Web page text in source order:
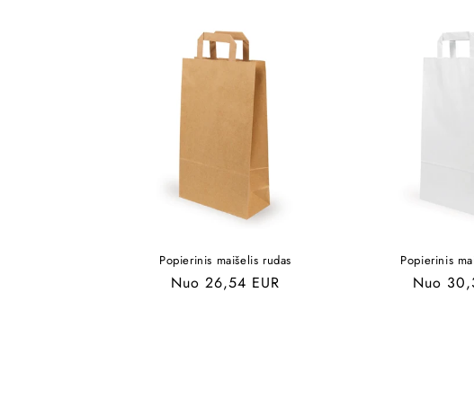
Popierinis maišelis rudas
Įprasta
Nuo 26,54 EUR
Popierinis
Įprasta
Nuo